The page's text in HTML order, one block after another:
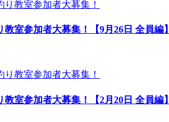
室参加者大募集！【9月26日 全員編】
室参加者大募集！【2月20日 全員編】